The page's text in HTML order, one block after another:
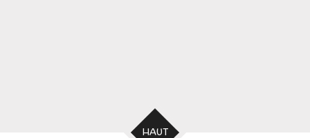
HAUT